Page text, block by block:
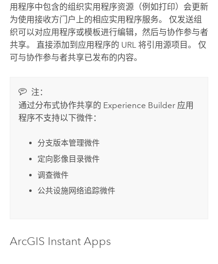
用程序中包含的组织实用程序资源（例如打印）会更新
为使用接收方门户上的相应实用程序服务。 仅发送组
织可以对应用程序或模板进行编辑，然后与协作参与者
共享。 直接添加到应用程序的 URL 将引用源项目。 仅
可与协作参与者共享已发布的内容。
注：
通过分布式协作共享的 Experience Builder 应用
程序不支持以下微件：
分支版本管理微件
定向影像目录微件
调查微件
公共设施网络追踪微件
ArcGIS Instant Apps